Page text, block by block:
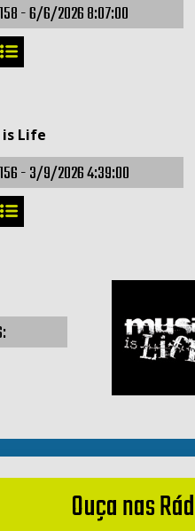
-6/6/2026 8:07:00
is Life
-3/9/2026 4:39:00
Ouça nas